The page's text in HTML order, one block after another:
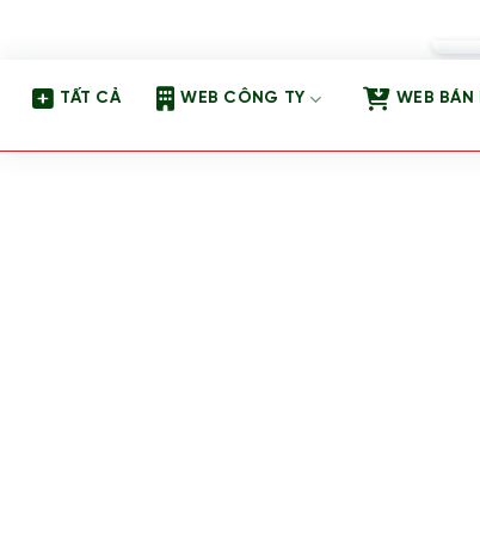
TẤT CẢ WEB CÔNG TY WEB BÁN